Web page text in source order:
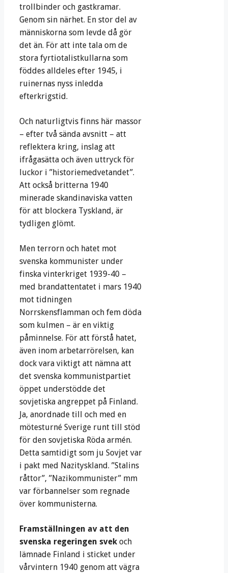
trollbinder och gastkramar.
Genom sin närhet. En stor del av
människorna som levde då gör
det än. För att inte tala om de
stora fyrtiotalistkullarna som
föddes alldeles efter 1945, i
ruinernas nyss inledda
efterkrigstid.
Och naturligtvis finns här massor
– efter två sända avsnitt – att
reflektera kring, inslag att
ifrågasätta och även uttryck för
luckor i ”historiemedvetandet”.
Att också britterna 1940
minerade skandinaviska vatten
för att blockera Tyskland, är
tydligen glömt.
Men terrorn och hatet mot
svenska kommunister under
finska vinterkriget 1939-40 –
med brandattentatet i mars 1940
mot tidningen
Norrskensflamman och fem döda
som kulmen – är en viktig
påminnelse. För att förstå hatet,
även inom arbetarrörelsen, kan
dock vara viktigt att nämna att
det svenska kommunistpartiet
öppet understödde det
sovjetiska angreppet på Finland.
Ja, anordnade till och med en
mötesturné Sverige runt till stöd
för den sovjetiska Röda armén.
Detta samtidigt som ju Sovjet var
i pakt med Nazityskland. ”Stalins
råttor”, ”Nazikommunister” mm
var förbannelser som regnade
över kommunisterna.
Framställningen av att den
svenska regeringen svek och
lämnade Finland i sticket under
vårvintern 1940 genom att vägra